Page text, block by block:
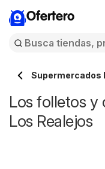
Ofertero
Supermercados
Los folletos y
Los Realejos